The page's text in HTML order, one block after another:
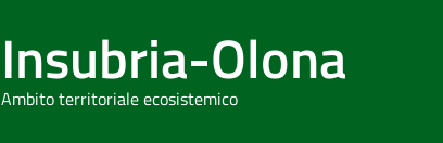
Insubria-Olona
Ambito territoriale ecosistemico